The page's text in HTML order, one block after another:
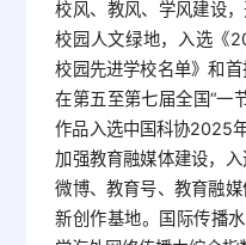
校风、教风、学风建设
校园人文绿地，入选《
校园先进学校名单》和首
在第五至第七届全国“一
作品入选中国科协2025
加强教育融媒体建设，入
微博、教育号、教育融
新创作基地。国际传播